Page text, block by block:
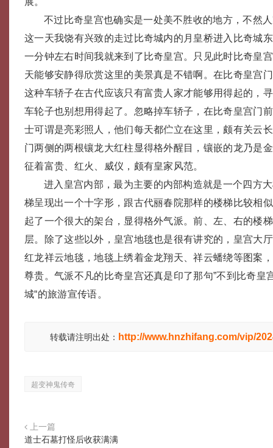
不过比奇皇宫也确实是一处美不胜收的地方，不然
这一天我饶有兴致的走过比奇城内的月皇桥进入比奇城
一分钟左右时间我就来到了比奇皇宫。只见此时比奇皇
天能够安静得欣赏这里的美景真是不错啊。在比奇皇宫
这种车轿子在古代应该只有富贵人家才能够用得起的，
车轮子也别想用得起了。忽略掉车轿子，在比奇皇宫门
士可谓是亮彩照人，他们每天都伫立在这里，颇有关云
门两侧的两根镶龙大红柱显得格外醒目，镶嵌的龙乃是
征着富贵、红火、威仪，颇有皇家风范。
进入皇宫内部，最为主要的内部构造就是一个四方
梯呈现出一个十字形，跟古代丽春院那样的楼梯比较相
起了一个很大的架台，显得格外气派。前、左、右的楼
层。除了这些以外，皇宫地毯也是很有讲究的，皇宫大
红龙祥云地毯，地毯上绣着金龙翔天、祥云蟠绕等图案
尊贵。气派不凡的比奇皇宫还真是印了那句”不到比奇皇
城“的旅游宣传语。
转载请注明出处： http://www.hnzhifang.com/vip/
超变神鬼传奇
上一篇
道士石墓打怪后收获满满